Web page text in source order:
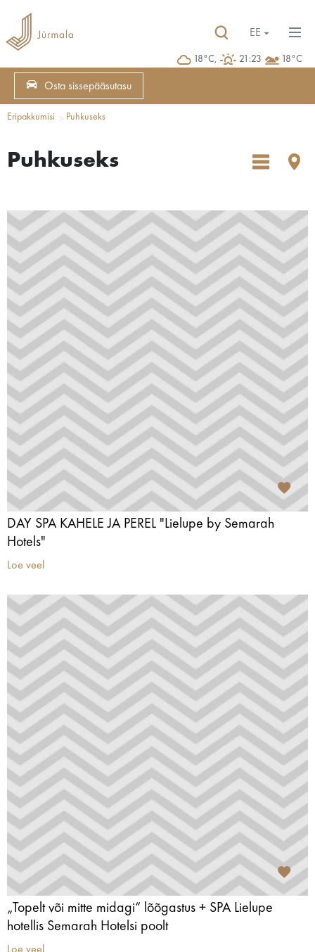
18°C, 21:23 18°C
EE
Osta sissepääsutasu
Eripakkumisi Puhkuseks
Puhkuseks
DAY SPA KAHELE JA PEREL "Lielupe by Semarah
Hotels"
Loe veel
„Topelt või mitte midagi“ lõõgastus + SPA Lielupe
hotellis Semarah Hotelsi poolt